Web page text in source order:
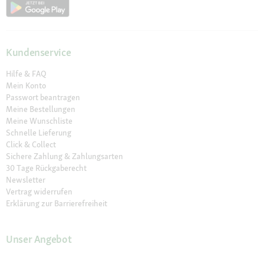
Kundenservice
Hilfe & FAQ
Mein Konto
Passwort beantragen
Meine Bestellungen
Meine Wunschliste
Schnelle Lieferung
Click & Collect
Sichere Zahlung & Zahlungsarten
30 Tage Rückgaberecht
Newsletter
Vertrag widerrufen
Erklärung zur Barrierefreiheit
Unser Angebot